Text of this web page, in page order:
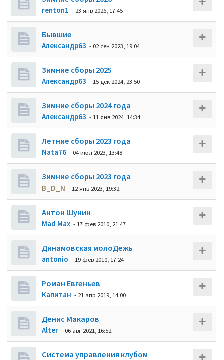
renton1 - 23 янв 2026, 17:45
Бывшие
Александр63 - 02 сен 2023, 19:04
Зимние сборы 2025
Александр63 - 15 дек 2024, 23:50
Зимние сборы 2024 года
Александр63 - 11 янв 2024, 14:34
Летние сборы 2023 года
Nata76 - 04 июл 2023, 13:48
Зимние сборы 2023 года
B_D_N - 12 янв 2023, 19:32
Антон Шунин
Mad Max - 17 фев 2010, 21:47
Динамовская молоДежь
antonio - 19 фев 2010, 17:24
Роман Евгеньев
Кaпитaн - 21 апр 2019, 14:00
Денис Макаров
Alter - 06 авг 2021, 16:52
Система управления клубом